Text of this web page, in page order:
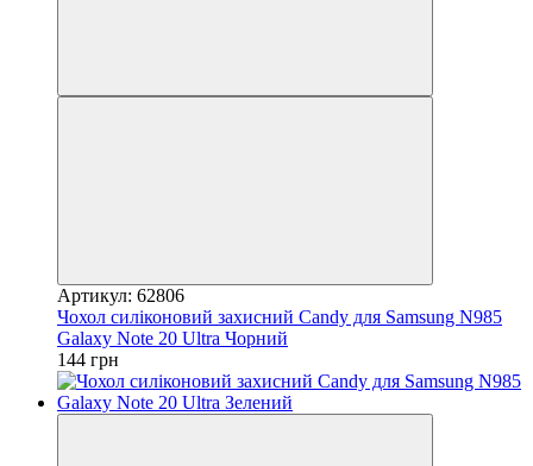
Артикул: 62806
Чохол силіконовий захисний Candy для Samsung N985
Galaxy Note 20 Ultra Чорний
144 грн